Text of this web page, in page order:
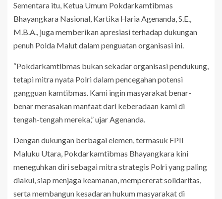
Sementara itu, Ketua Umum Pokdarkamtibmas
Bhayangkara Nasional, Kartika Haria Agenanda, S.E.,
M.B.A., juga memberikan apresiasi terhadap dukungan
penuh Polda Malut dalam penguatan organisasi ini.
“Pokdarkamtibmas bukan sekadar organisasi pendukung,
tetapi mitra nyata Polri dalam pencegahan potensi
gangguan kamtibmas. Kami ingin masyarakat benar-
benar merasakan manfaat dari keberadaan kami di
tengah-tengah mereka,” ujar Agenanda.
Dengan dukungan berbagai elemen, termasuk FPII
Maluku Utara, Pokdarkamtibmas Bhayangkara kini
meneguhkan diri sebagai mitra strategis Polri yang paling
diakui, siap menjaga keamanan, mempererat solidaritas,
serta membangun kesadaran hukum masyarakat di